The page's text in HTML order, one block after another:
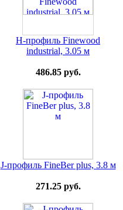
H-профиль Finewood
industrial, 3.05 м
486.85 руб.
J-профиль FineBer plus, 3.8 м
271.25 руб.